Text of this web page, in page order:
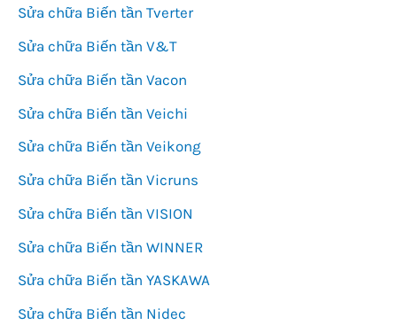
Sửa chữa Biến tần Tverter
Sửa chữa Biến tần V&T
Sửa chữa Biến tần Vacon
Sửa chữa Biến tần Veichi
Sửa chữa Biến tần Veikong
Sửa chữa Biến tần Vicruns
Sửa chữa Biến tần VISION
Sửa chữa Biến tần WINNER
Sửa chữa Biến tần YASKAWA
Sửa chữa Biến tần Nidec